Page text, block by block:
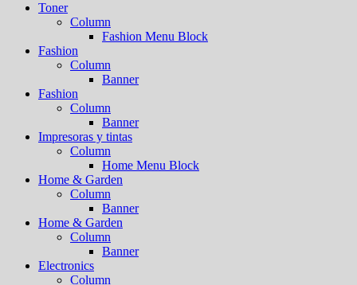
Toner
Column
Fashion Menu Block
Fashion
Column
Banner
Fashion
Column
Banner
Impresoras y tintas
Column
Home Menu Block
Home & Garden
Column
Banner
Home & Garden
Column
Banner
Electronics
Column